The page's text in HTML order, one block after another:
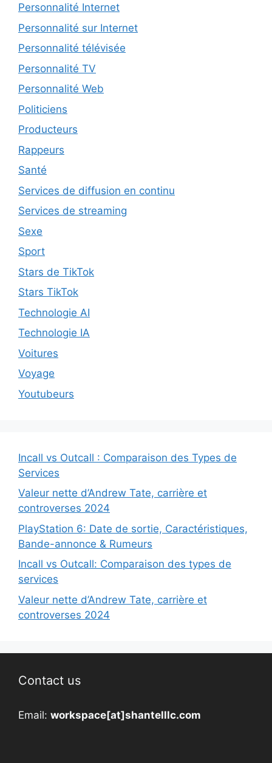
Personnalité Internet
Personnalité sur Internet
Personnalité télévisée
Personnalité TV
Personnalité Web
Politiciens
Producteurs
Rappeurs
Santé
Services de diffusion en continu
Services de streaming
Sexe
Sport
Stars de TikTok
Stars TikTok
Technologie AI
Technologie IA
Voitures
Voyage
Youtubeurs
Incall vs Outcall : Comparaison des Types de
Services
Valeur nette d’Andrew Tate, carrière et
controverses 2024
PlayStation 6: Date de sortie, Caractéristiques,
Bande-annonce & Rumeurs
Incall vs Outcall: Comparaison des types de
services
Valeur nette d’Andrew Tate, carrière et
controverses 2024
Contact us
Email: workspace[at]shantelllc.com